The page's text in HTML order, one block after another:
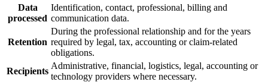
Data
processed
Identification, contact, professional, billing and
communication data.
Retention
During the professional relationship and for the years
required by legal, tax, accounting or claim-related
obligations.
Recipients
Administrative, financial, logistics, legal, accounting or
technology providers where necessary.